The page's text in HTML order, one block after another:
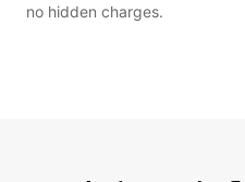
no hidden charges.